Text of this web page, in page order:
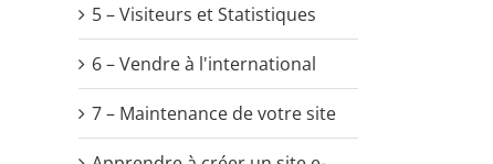
5 – Visiteurs et Statistiques
6 – Vendre à l'international
7 – Maintenance de votre site